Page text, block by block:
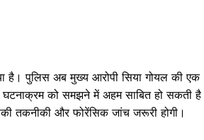
है। पुलिस अब मुख्य आरोपी सिया गोयल की एक
को समझने में अहम साबित हो सकती
तकनीकी और फोरेंसिक जांच जरूरी होगी।